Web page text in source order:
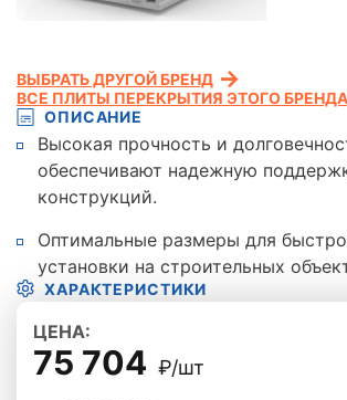
ОПИСАНИЕ
Высокая прочность и
обеспечивают надежную
конструкций.
Оптимальные размеры для
установки на строительных
ХАРАКТЕРИСТИКИ
ВЫБРАТЬ ДРУГОЙ БРЕНД
ВСЕ ПЛИТЫ ПЕРЕКРЫТИЯ ЭТОГО БРЕНДА
ЦЕНА:
75 704 ₽/шт